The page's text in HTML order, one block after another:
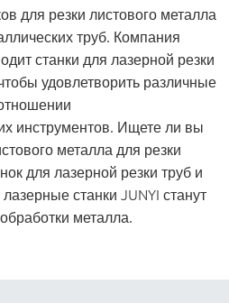
для резки листового металла
труб. Компания
станки для лазерной резки
удовлетворить различные
инструментов. Ищете ли вы
металла для резки
для лазерной резки труб и
станки JUNYI станут
металла.